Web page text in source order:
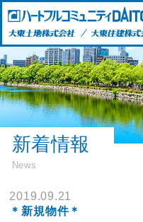
新着情報
News
2019.09.21
＊新規物件＊